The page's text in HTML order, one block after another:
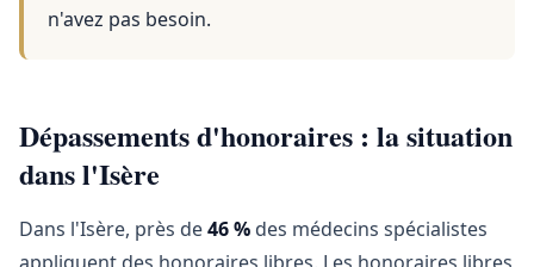
n'avez pas besoin.
Dépassements d'honoraires : la situation
dans l'Isère
Dans l'Isère, près de46 % des médecins spécialistes